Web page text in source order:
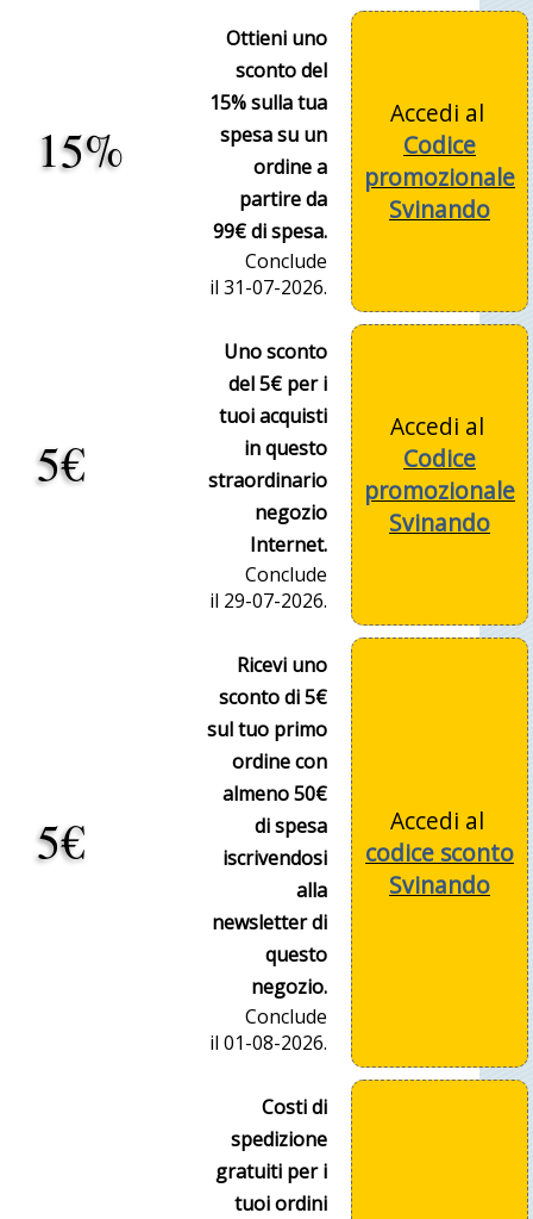
15%
Ottieni uno
sconto del
15% sulla tua
spesa su un
ordine a
partire da
99€ di spesa.
Conclude
il 31-07-2026.
Accedi al
Codice
promozionale
Svinando
5€
Uno sconto
del 5€ per i
tuoi acquisti
in questo
straordinario
negozio
Internet.
Conclude
il 29-07-2026.
Accedi al
Codice
promozionale
Svinando
5€
Ricevi uno
sconto di 5€
sul tuo primo
ordine con
almeno 50€
di spesa
iscrivendosi
alla
newsletter di
questo
negozio.
Conclude
il 01-08-2026.
Accedi al
codice sconto
Svinando
Costi di
spedizione
gratuiti per i
tuoi ordini